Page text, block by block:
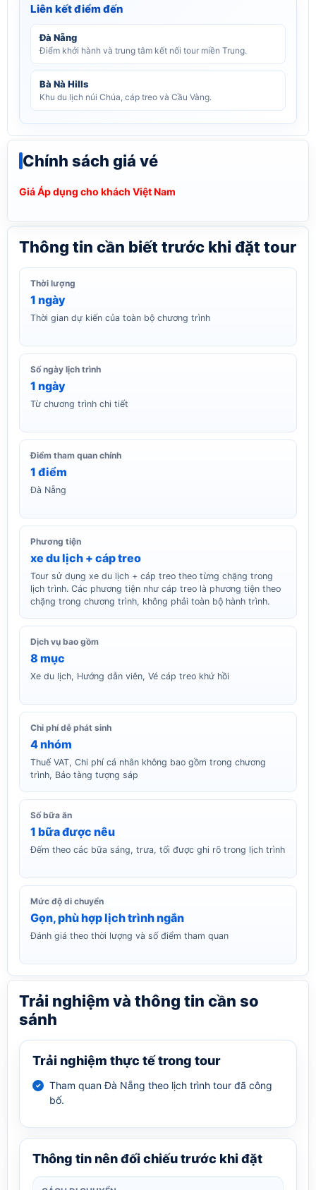
Liên kết điểm đến
Đà Nẵng
Điểm khởi hành và trung tâm kết nối tour miền Trung.
Bà Nà Hills
Khu du lịch núi Chúa, cáp treo và Cầu Vàng.
Chính sách giá vé
Giá Áp dụng cho khách Việt Nam
Thông tin cần biết trước khi đặt tour
Thời lượng
1 ngày
Thời gian dự kiến của toàn bộ chương trình
Số ngày lịch trình
1 ngày
Từ chương trình chi tiết
Điểm tham quan chính
1 điểm
Đà Nẵng
Phương tiện
xe du lịch + cáp treo
Tour sử dụng xe du lịch + cáp treo theo từng chặng trong
lịch trình. Các phương tiện như cáp treo là phương tiện theo
chặng trong chương trình, không phải toàn bộ hành trình.
Dịch vụ bao gồm
8 mục
Xe du lịch, Hướng dẫn viên, Vé cáp treo khứ hồi
Chi phí dễ phát sinh
4 nhóm
Thuế VAT, Chi phí cá nhân không bao gồm trong chương
trình, Bảo tàng tượng sáp
Số bữa ăn
1 bữa được nêu
Đếm theo các bữa sáng, trưa, tối được ghi rõ trong lịch trình
Mức độ di chuyển
Gọn, phù hợp lịch trình ngắn
Đánh giá theo thời lượng và số điểm tham quan
Trải nghiệm và thông tin cần so
sánh
Trải nghiệm thực tế trong tour
Tham quan Đà Nẵng theo lịch trình tour đã công
bố.
Thông tin nên đối chiếu trước khi đặt